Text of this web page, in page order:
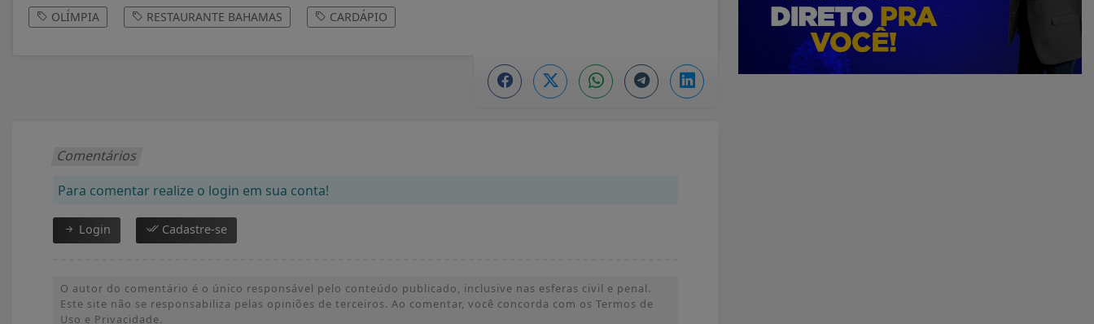
OLÍMPIA RESTAURANTE BAHAMAS CARDÁPIO
Comentários
Para comentar realize o login em sua conta!
Login Cadastre-se
O autor do comentário é o único responsável pelo conteúdo publicado, inclusive nas esferas civil e penal.
Este site não se responsabiliza pelas opiniões de terceiros. Ao comentar, você concorda com os Termos de
Uso e Privacidade.